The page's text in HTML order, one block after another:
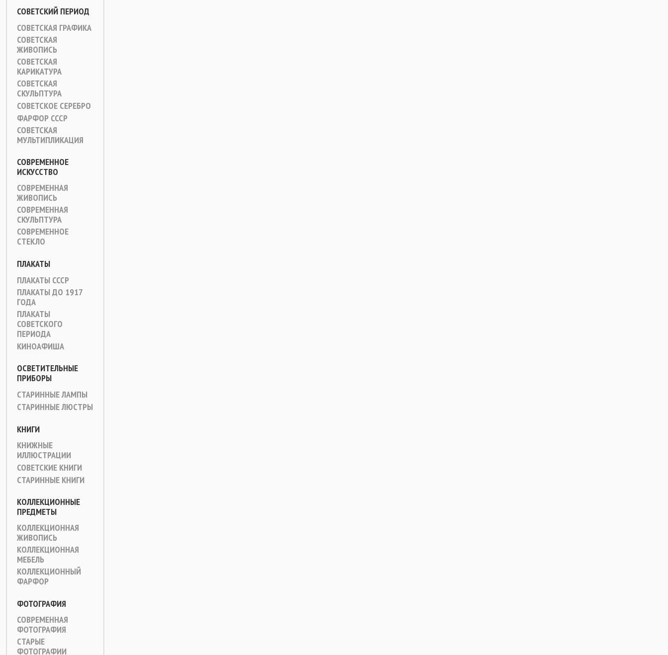
СОВЕТСКИЙ ПЕРИОД
СОВЕТСКАЯ ГРАФИКА
СОВЕТСКАЯ
ЖИВОПИСЬ
СОВЕТСКАЯ
КАРИКАТУРА
СОВЕТСКАЯ
СКУЛЬПТУРА
СОВЕТСКОЕ СЕРЕБРО
ФАРФОР СССР
СОВЕТСКАЯ
МУЛЬТИПЛИКАЦИЯ
СОВРЕМЕННОЕ
ИСКУССТВО
СОВРЕМЕННАЯ
ЖИВОПИСЬ
СОВРЕМЕННАЯ
СКУЛЬПТУРА
СОВРЕМЕННОЕ
СТЕКЛО
ПЛАКАТЫ
ПЛАКАТЫ СССР
ПЛАКАТЫ ДО 1917
ГОДА
ПЛАКАТЫ
СОВЕТСКОГО
ПЕРИОДА
КИНОАФИША
ОСВЕТИТЕЛЬНЫЕ
ПРИБОРЫ
СТАРИННЫЕ ЛАМПЫ
СТАРИННЫЕ ЛЮСТРЫ
КНИГИ
КНИЖНЫЕ
ИЛЛЮСТРАЦИИ
СОВЕТСКИЕ КНИГИ
СТАРИННЫЕ КНИГИ
КОЛЛЕКЦИОННЫЕ
ПРЕДМЕТЫ
КОЛЛЕКЦИОННАЯ
ЖИВОПИСЬ
КОЛЛЕКЦИОННАЯ
МЕБЕЛЬ
КОЛЛЕКЦИОННЫЙ
ФАРФОР
ФОТОГРАФИЯ
СОВРЕМЕННАЯ
ФОТОГРАФИЯ
СТАРЫЕ
ФОТОГРАФИИ